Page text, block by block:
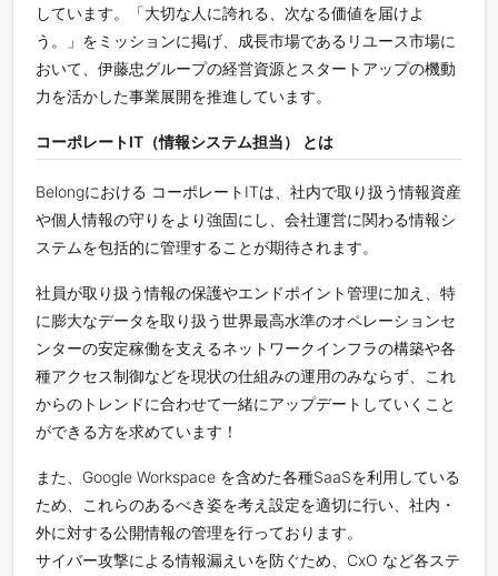
しています。「大切な人に誇れる、次なる価値を届けよ
う。」をミッションに掲げ、成長市場であるリユース市場に
おいて、伊藤忠グループの経営資源とスタートアップの機動
力を活かした事業展開を推進しています。
コーポレートIT（情報システム担当） とは
Belongにおける コーポレートITは、社内で取り扱う情報資産
や個人情報の守りをより強固にし、会社運営に関わる情報シ
ステムを包括的に管理することが期待されます。
社員が取り扱う情報の保護やエンドポイント管理に加え、特
に膨大なデータを取り扱う世界最高水準のオペレーションセ
ンターの安定稼働を支えるネットワークインフラの構築や各
種アクセス制御などを現状の仕組みの運用のみならず、これ
からのトレンドに合わせて一緒にアップデートしていくこと
ができる方を求めています！
また、Google Workspace を含めた各種SaaSを利用している
ため、これらのあるべき姿を考え設定を適切に行い、社内・
外に対する公開情報の管理を行っております。
サイバー攻撃による情報漏えいを防ぐため、CxO など各ステ